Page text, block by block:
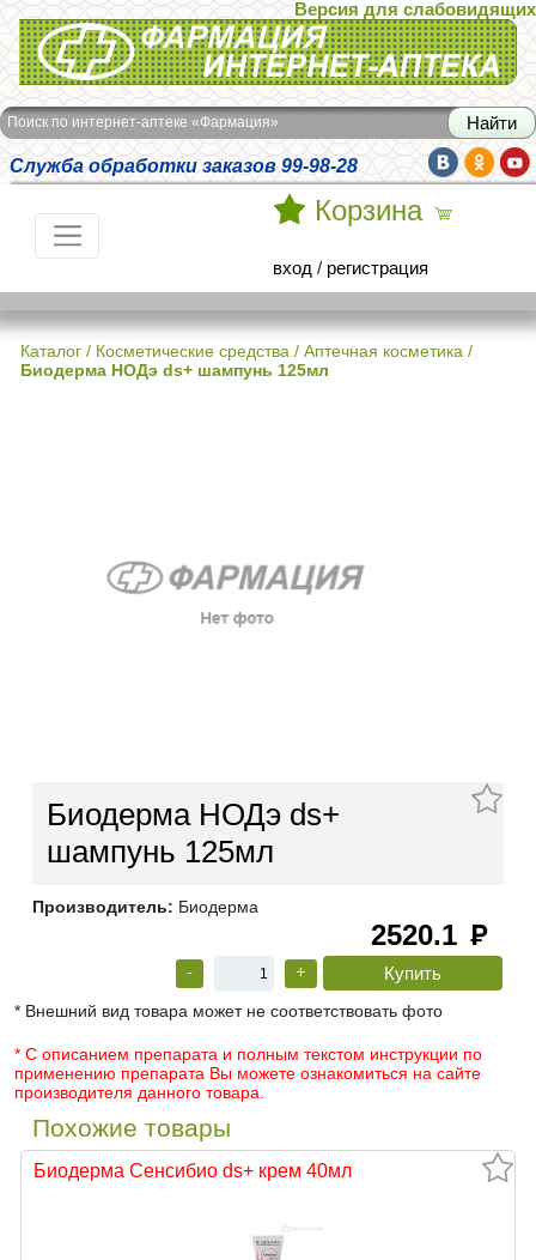
Интернет-аптека Фармация
Версия для слабовидящих
Поиск по интернет-аптеке «Фармация»
Служба обработки заказов 99-98-28
Корзина
вход / регистрация
Каталог / Косметические средства / Аптечная косметика /
Биодерма НОДэ ds+ шампунь 125мл
Биодерма НОДэ ds+
шампунь 125мл
Производитель: Биодерма
2520.1 руб
- +
* Внешний вид товара может не соответствовать фото
* С описанием препарата и полным текстом инструкции по
применению препарата Вы можете ознакомиться на сайте
производителя данного товара.
Похожие товары
Биодерма Сенсибио ds+ крем 40мл